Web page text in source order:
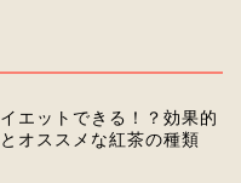
エットできる！？効果的
オススメな紅茶の種類